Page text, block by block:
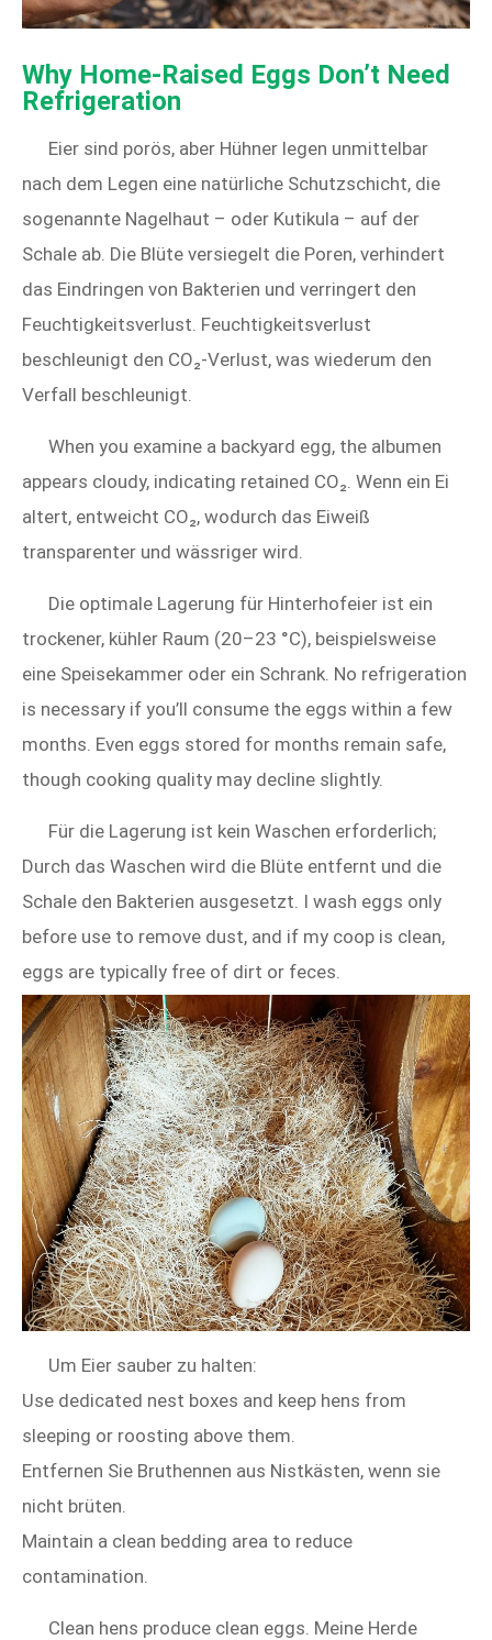
Why Home‑Raised Eggs Don’t Need
Refrigeration
Eier sind porös, aber Hühner legen unmittelbar
nach dem Legen eine natürliche Schutzschicht, die
sogenannte Nagelhaut – oder Kutikula – auf der
Schale ab. Die Blüte versiegelt die Poren, verhindert
das Eindringen von Bakterien und verringert den
Feuchtigkeitsverlust. Feuchtigkeitsverlust
beschleunigt den CO₂-Verlust, was wiederum den
Verfall beschleunigt.
When you examine a backyard egg, the albumen
appears cloudy, indicating retained CO₂. Wenn ein Ei
altert, entweicht CO₂, wodurch das Eiweiß
transparenter und wässriger wird.
Die optimale Lagerung für Hinterhofeier ist ein
trockener, kühler Raum (20–23 °C), beispielsweise
eine Speisekammer oder ein Schrank. No refrigeration
is necessary if you’ll consume the eggs within a few
months. Even eggs stored for months remain safe,
though cooking quality may decline slightly.
Für die Lagerung ist kein Waschen erforderlich;
Durch das Waschen wird die Blüte entfernt und die
Schale den Bakterien ausgesetzt. I wash eggs only
before use to remove dust, and if my coop is clean,
eggs are typically free of dirt or feces.
Um Eier sauber zu halten:
Use dedicated nest boxes and keep hens from
sleeping or roosting above them.
Entfernen Sie Bruthennen aus Nistkästen, wenn sie
nicht brüten.
Maintain a clean bedding area to reduce
contamination.
Clean hens produce clean eggs. Meine Herde